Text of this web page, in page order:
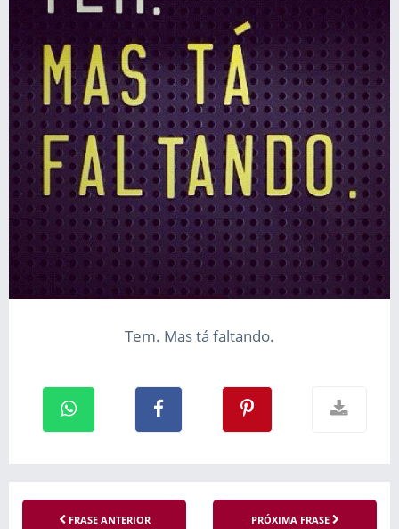
Tem. Mas tá faltando.
FRASE ANTERIOR PRÓXIMA FRASE